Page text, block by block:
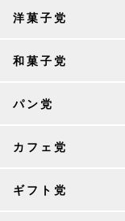
洋菓子党
和菓子党
パン党
カフェ党
ギフト党